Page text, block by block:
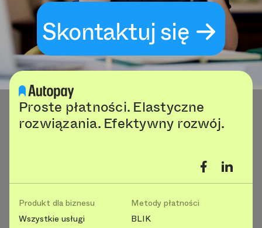
Skontaktuj się
Proste płatności. Elastyczne
rozwiązania. Efektywny rozwój.
Produkt dla biznesu
Wszystkie usługi
Metody płatności
BLIK